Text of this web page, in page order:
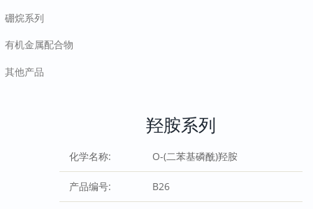
硼烷系列
有机金属配合物
其他产品
羟胺系列
化学名称: O-(二苯基磷酰)羟胺
产品编号: B26